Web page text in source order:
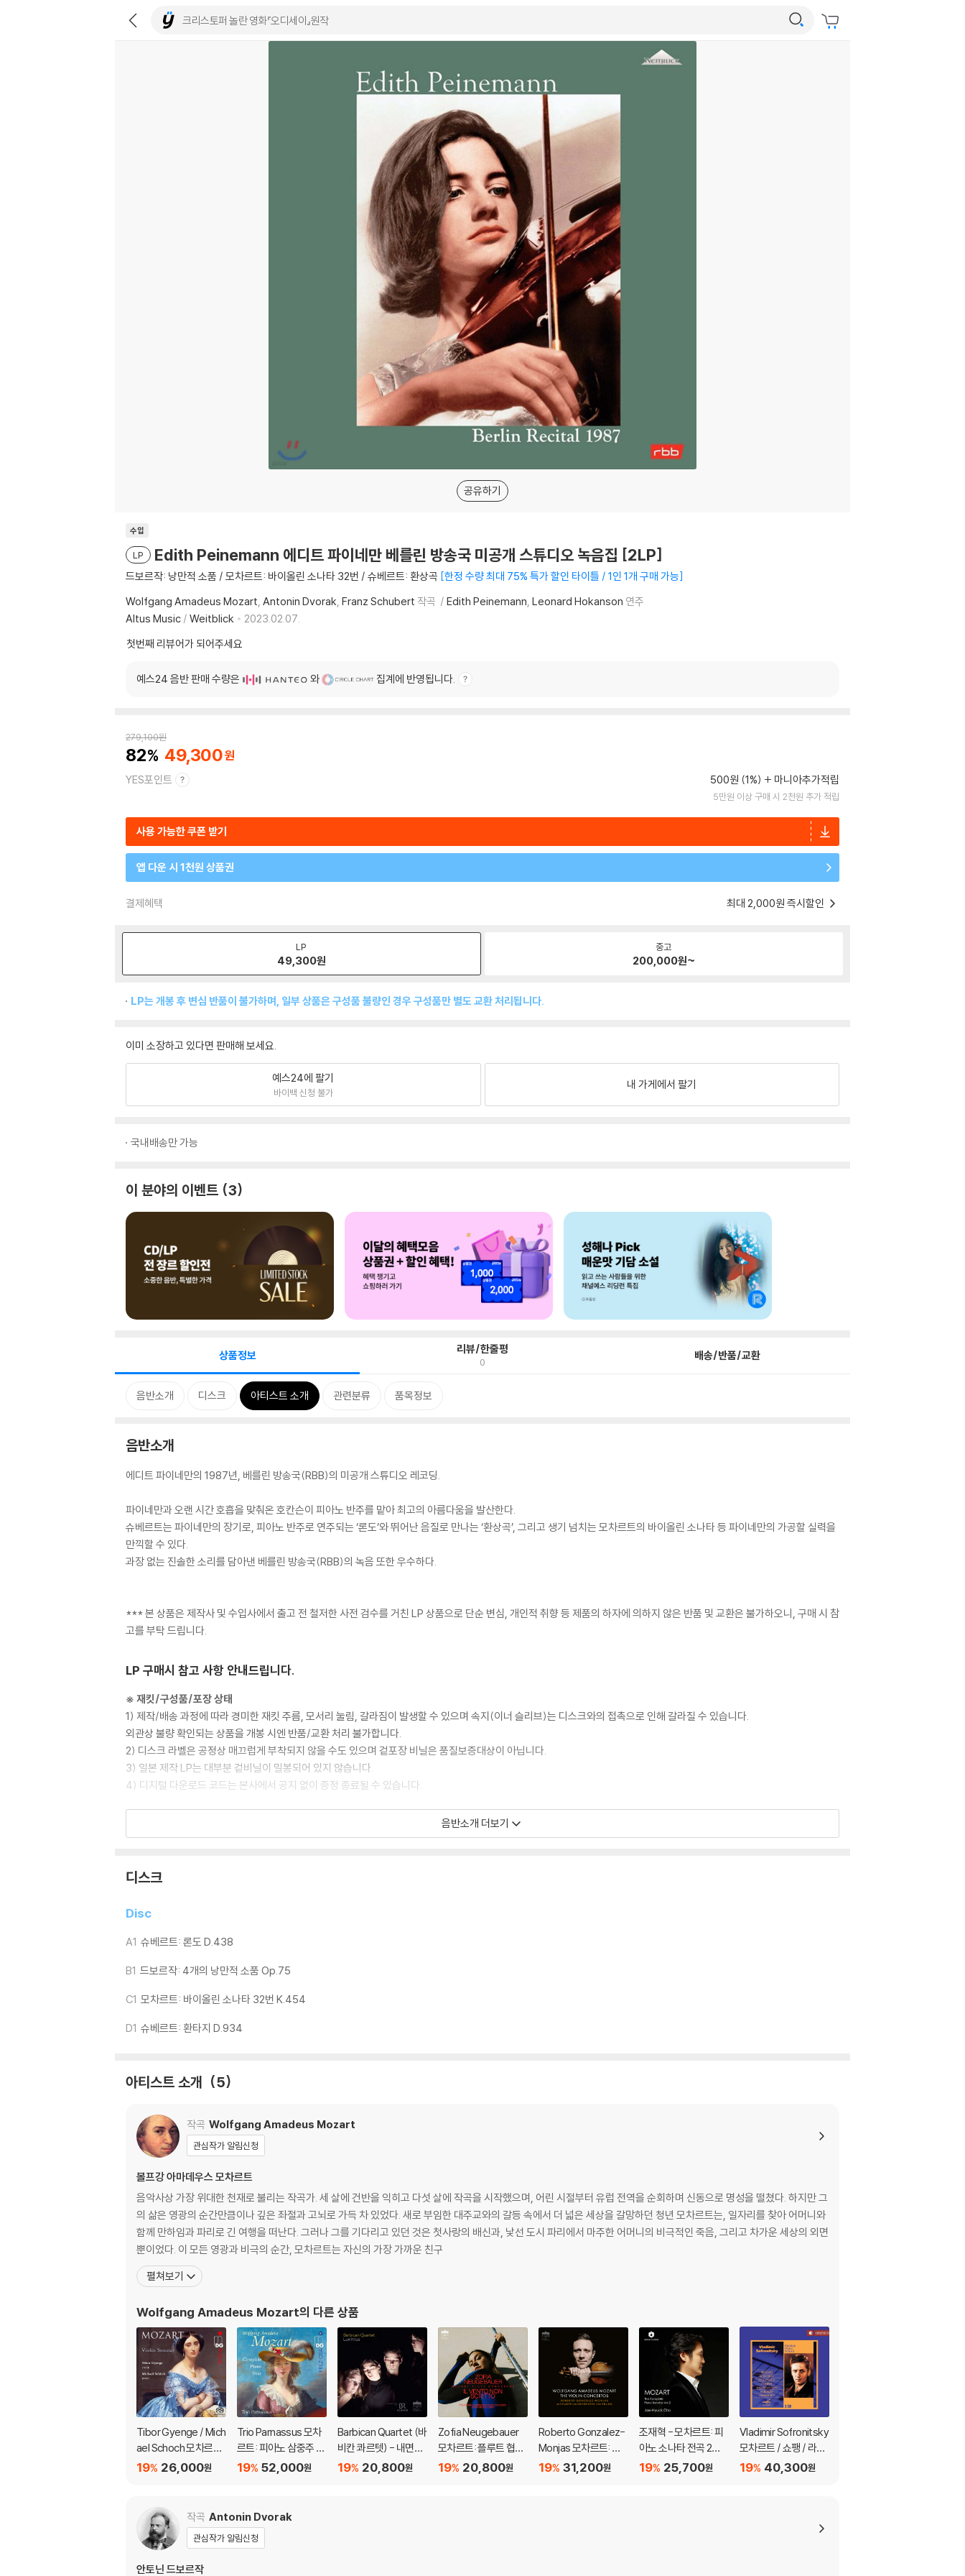
공유하기
수입
LP Edith Peinemann 에디트 파이네만 베를린 방송국 미공개 스튜디오 녹음집 [2LP]
드보르작: 낭만적 소품 / 모차르트: 바이올린 소나타 32번 / 슈베르트: 환상곡 한정 수량 최대 75% 특가 할인 타이틀 / 1인 1개 구매 가능
Wolfgang Amadeus Mozart Antonin Dvorak Franz Schubert 작곡 Edith Peinemann Leonard Hokanson 연주
Altus Music / Weitblick
2023.02.07.
첫번째 리뷰어가 되어주세요
예스24 음반 판매 수량은 와 집계에 반영됩니다.
279,100원
82 49,300
YES포인트 500원 (1%) 마니아추가적립
5만원 이상 구매 시 2천원 추가 적립
사용 가능한 쿠폰 받기
앱 다운 시 1천원 상품권
결제혜택 최대 2,000원 즉시할인
LP
49,300원
중고
200,000원~
LP는 개봉 후 변심 반품이 불가하며, 일부 상품은 구성품 불량인 경우 구성품만 별도 교환 처리됩니다.
이미 소장하고 있다면 판매해 보세요.
예스24에 팔기
바이백 신청 불가
내 가게에서 팔기
국내배송만 가능
이 분야의 이벤트 3
상품정보 리뷰/한줄평
0 배송/반품/교환
음반소개 디스크 아티스트 소개 관련분류 품목정보
음반소개
에디트 파이네만의 1987년, 베를린 방송국(RBB)의 미공개 스튜디오 레코딩.
파이네만과 오랜 시간 호흡을 맞춰온 호칸슨이 피아노 반주를 맡아 최고의 아름다움을 발산한다.
슈베르트는 파이네만의 장기로, 피아노 반주로 연주되는 ‘론도’와 뛰어난 음질로 만나는 ‘환상곡’, 그리고 생기 넘치는 모차르트의 바이올린 소나타 등 파이네만의 가공할 실력을
만끽할 수 있다.
과장 없는 진솔한 소리를 담아낸 베를린 방송국(RBB)의 녹음 또한 우수하다.
*** 본 상품은 제작사 및 수입사에서 출고 전 철저한 사전 검수를 거친 LP 상품으로 단순 변심, 개인적 취향 등 제품의 하자에 의하지 않은 반품 및 교환은 불가하오니, 구매 시 참
고를 부탁 드립니다.
LP 구매시 참고 사항 안내드립니다.
※ 재킷/구성품/포장 상태
1) 제작/배송 과정에 따라 경미한 재킷 주름, 모서리 눌림, 갈라짐이 발생할 수 있으며 속지(이너 슬리브)는 디스크와의 접촉으로 인해 갈라질 수 있습니다.
외관상 불량 확인되는 상품을 개봉 시엔 반품/교환 처리 불가합니다.
2) 디스크 라벨은 공정상 매끄럽게 부착되지 않을 수도 있으며 겉포장 비닐은 품질보증대상이 아닙니다.
3) 일본 제작 LP는 대부분 겉비닐이 밀봉되어 있지 않습니다.
4) 디지털 다운로드 코드는 본사에서 공지 없이 증정 종료될 수 있습니다.
1) 침압 조절 기능이 없는 턴테이블을 사용하시는 경우, (주로 올인원 형태 모델) 다이내믹 사운드의 편차가 큰 트랙을 재생할 때 이상 현상이 발생할 수 있습니다.
2) 디스크는 정전기와 먼지로 인해 재생이 원활하지 않은 경우가 있습니다. 전용 제품으로 이를 제거하면 대부분 해결됩니다.
3) 바늘에 먼지가 쌓이는 경우에도 재생이 원활하지 않을 수 있습니다.
1) 열을 가하여 제작하는 바이닐 공정 특성상 디스크 표면이 미세하게 울렁거리거나 휘어지는 경우가 있습니다.
2) 재생 음역의 왜곡을 최소화 하고 반복 재생시에도 최대한 일관되게 유지되도록 디스크 센터 홀 구경이 작게 제작되는 경우가 있습니다. 턴테이블 스핀들에 맞지 않는 경우에
는 전용 제품 등을 이용하여 센터 홀을 조정하시면 해결됩니다.
가능합니다
아래에 해당하는 경우는 불량이 아니므로 개봉 후 반품/교환이 불가합니다.
2) 컬러 디스크의 특성상 제작 공정시 앨범마다 색상 차이가 나는 경우도 있습니다.
3) 컬러 디스크는 제작 과정에서 다른 색상 염료가 섞여 얼룩과 번짐, 반점 등이 발생할 수 있습니다.
1) 불량으로 인한 반품/교환 요청 시에는 불량 확인을 위해 개봉 시의 동영상을 요청할 수 있으며, 동영상이 없는 경우 반품/교환이 제한될 수 있습니다.
관련 사진과 동영상 및 재생 기기 모델명을 첨부하여 첨부하여 고객센터에 문의 바랍니다.
2) LP는 잦은 배송 과정에서 재킷에 손상이 발생할 가능성이 높고 재판매가 어려우므로 신중한 구매를 부탁드립니다.
음반소개 더보기
디스크
Disc
A1 슈베르트: 론도 D.438
B1 드보르작: 4개의 낭만적 소품 Op.75
C1 모차르트: 바이올린 소나타 32번 K.454
D1 슈베르트: 환타지 D.934
아티스트 소개 5
작곡 Wolfgang Amadeus Mozart
관심작가 알림신청
볼프강 아마데우스 모차르트
음악사상 가장 위대한 천재로 불리는 작곡가. 세 살에 건반을 익히고 다섯 살에 작곡을 시작했으며, 어린 시절부터 유럽 전역을 순회하며 신동으로 명성을 떨쳤다. 하지만 그
의 삶은 영광의 순간만큼이나 깊은 좌절과 고뇌로 가득 차 있었다. 새로 부임한 대주교와의 갈등 속에서 더 넓은 세상을 갈망하던 청년 모차르트는, 일자리를 찾아 어머니와
함께 만하임과 파리로 긴 여행을 떠난다. 그러나 그를 기다리고 있던 것은 첫사랑의 배신과, 낯선 도시 파리에서 마주한 어머니의 비극적인 죽음, 그리고 차가운 세상의 외면
뿐이었다. 이 모든 영광과 비극의 순간, 모차르트는 자신의 가장 가까운 친구
펼쳐보기
Wolfgang Amadeus Mozart의 다른 상품
Tibor Gyenge / Mich
ael Schoch 모차르트:
바이올린 소나타집 (M
26,000원
19%
Trio Parnassus 모차
르트: 피아노 삼중주 전
곡 (Mozart: Comple
52,000원
19%
Barbican Quartet (바
비칸 콰르텟) - 내면의
빛 (Lux Intus)
20,800원
19%
Zofia Neugebauer
모차르트: 플루트 협주
곡 1번 K.313, 2번 K.31
20,800원
19%
Roberto Gonzalez-
Monjas 모차르트: 바
이올린 협주곡 1-5번
31,200원
19%
조재혁 - 모차르트: 피
아노 소나타 전곡 2집
(Mozart: The Compl
25,700원
19%
Vladimir Sofronitsky
모차르트 / 쇼팽 / 라흐
마니노프: 피아노 작품
40,300원
19%
작곡 Antonin Dvorak
관심작가 알림신청
안토닌 드보르작